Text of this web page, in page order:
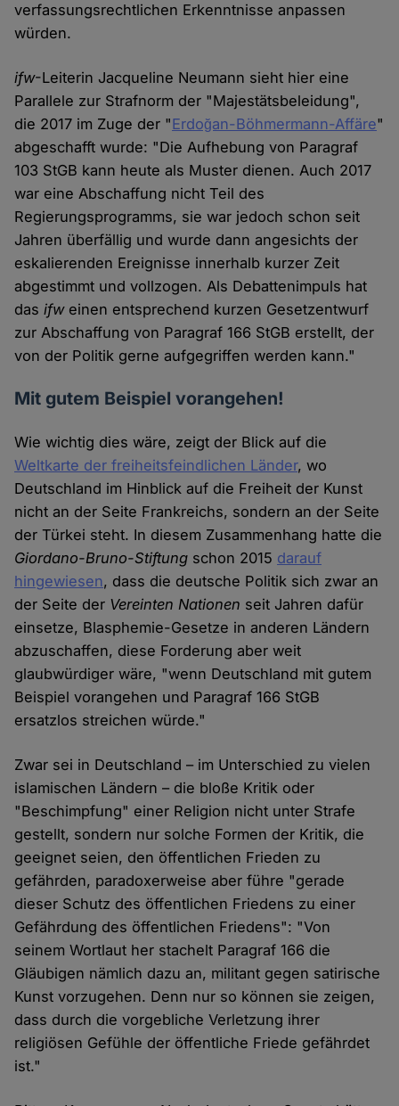
verfassungsrechtlichen Erkenntnisse anpassen
würden.
ifw-Leiterin Jacqueline Neumann sieht hier eine
Parallele zur Strafnorm der "Majestätsbeleidung",
die 2017 im Zuge der "Erdoğan-Böhmermann-Affäre"
abgeschafft wurde: "Die Aufhebung von Paragraf
103 StGB kann heute als Muster dienen. Auch 2017
war eine Abschaffung nicht Teil des
Regierungsprogramms, sie war jedoch schon seit
Jahren überfällig und wurde dann angesichts der
eskalierenden Ereignisse innerhalb kurzer Zeit
abgestimmt und vollzogen. Als Debattenimpuls hat
dasifweinen entsprechend kurzen Gesetzentwurf
zur Abschaffung von Paragraf 166 StGB erstellt, der
von der Politik gerne aufgegriffen werden kann."
Mit gutem Beispiel vorangehen!
Wie wichtig dies wäre, zeigt der Blick auf die
Weltkarte der freiheitsfeindlichen Länder, wo
Deutschland im Hinblick auf die Freiheit der Kunst
nicht an der Seite Frankreichs, sondern an der Seite
der Türkei steht. In diesem Zusammenhang hatte die
Giordano-Bruno-Stiftung schon 2015 darauf
hingewiesen, dass die deutsche Politik sich zwar an
der Seite der Vereinten Nationen seit Jahren dafür
einsetze, Blasphemie-Gesetze in anderen Ländern
abzuschaffen, diese Forderung aber weit
glaubwürdiger wäre, "wenn Deutschland mit gutem
Beispiel vorangehen und Paragraf 166 StGB
ersatzlos streichen würde."
Zwar sei in Deutschland – im Unterschied zu vielen
islamischen Ländern – die bloße Kritik oder
"Beschimpfung" einer Religion nicht unter Strafe
gestellt, sondern nur solche Formen der Kritik, die
geeignet seien, den öffentlichen Frieden zu
gefährden, paradoxerweise aber führe "gerade
dieser Schutz des öffentlichen Friedens zu einer
Gefährdung des öffentlichen Friedens": "Von
seinem Wortlaut her stachelt Paragraf 166 die
Gläubigen nämlich dazu an, militant gegen satirische
Kunst vorzugehen. Denn nur so können sie zeigen,
dass durch die vorgebliche Verletzung ihrer
religiösen Gefühle der öffentliche Friede gefährdet
ist."